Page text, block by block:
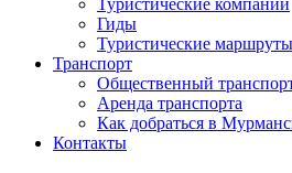
Туристические компании
Гиды
Туристические маршруты
Транспорт
Общественный
Аренда транспорта
Как добраться в
Контакты